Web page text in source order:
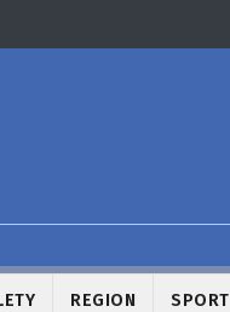
REGION SPORT